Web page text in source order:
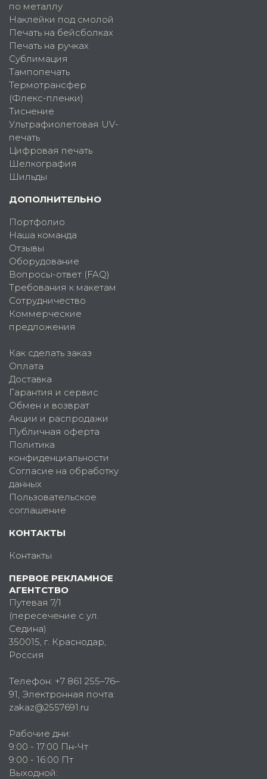
по металлу
Наклейки под смолой
Печать на бейсболках
Печать на ручках
Сублимация
Тампопечать
Термотрансфер
(Флекс-пленки)
Тиснение
Ультрафиолетовая UV-
печать
Цифровая печать
Шелкография
Шильды
ДОПОЛНИТЕЛЬНО
Портфолио
Наша команда
Отзывы
Оборудование
Вопросы-ответ (FAQ)
Требования к макетам
Сотрудничество
Коммерческие
предложения
Как сделать заказ
Оплата
Доставка
Гарантия и сервис
Обмен и возврат
Акции и распродажи
Публичная оферта
Политика
конфиденциальности
Согласие на обработку
данных
Пользовательское
соглашение
КОНТАКТЫ
Контакты
ПЕРВОЕ РЕКЛАМНОЕ
АГЕНТСТВО
Путевая 7/1
(пересечение с ул.
Седина)
350015, г. Краснодар,
Россия
Телефон: +7 861 255–76–
91, Электронная почта:
zakaz@2557691.ru
Рабочие дни:
9:00 - 17:00 Пн-Чт
9:00 - 16:00 Пт
Выходной: